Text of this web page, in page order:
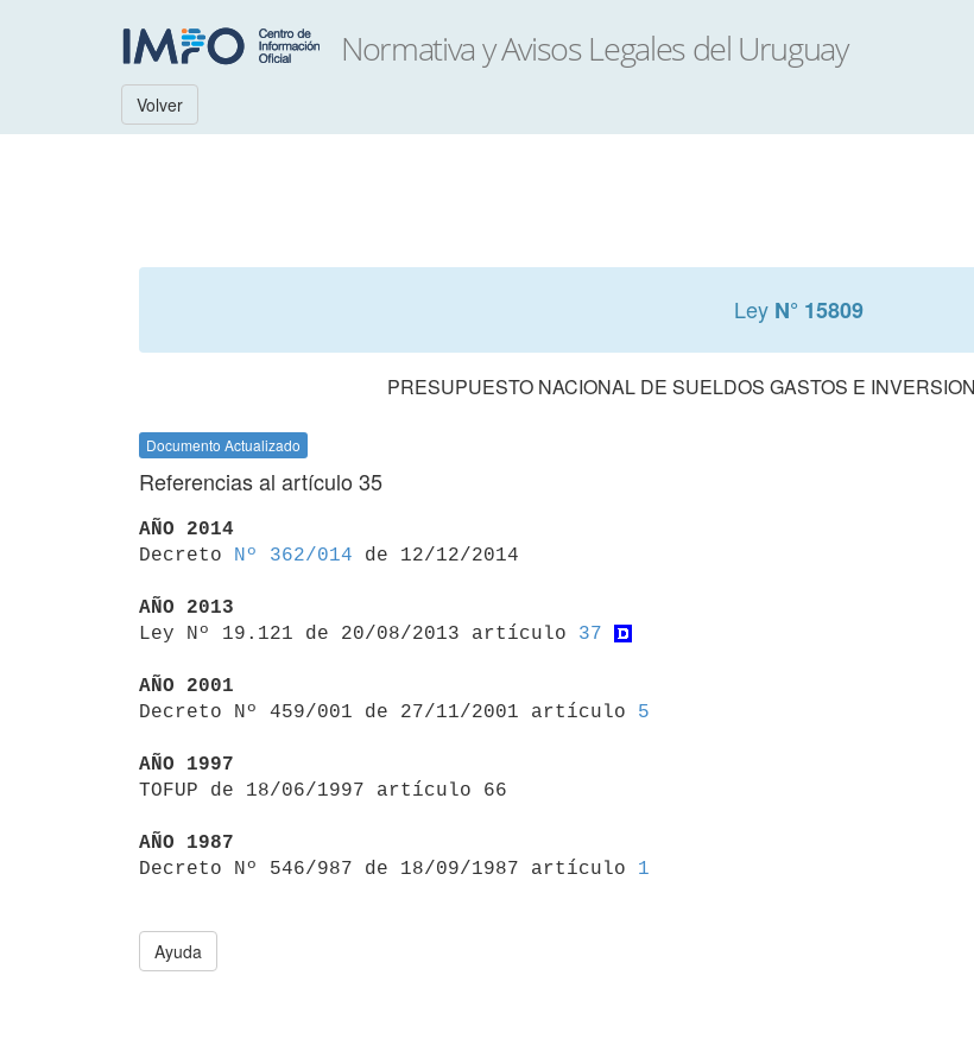
Volver
Ley N° 15809
PRESUPUESTO NACIONAL DE SUELDOS GASTOS E
Documento Actualizado
Referencias al artículo 35
AÑO 2014
Decreto
Nº 362/014 de 12/12/2014
AÑO 2013
Ley Nº 19.121 de 20/08/2013 artículo 37
AÑO 2001
Decreto Nº 459/001 de 27/11/2001 artículo 5
AÑO 1997
TOFUP de 18/06/1997 artículo 66
AÑO 1987
Decreto Nº 546/987 de 18/09/1987 artículo 1
Ayuda